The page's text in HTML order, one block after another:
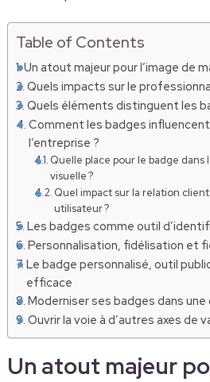
Table of Contents
Un atout majeur pour l’image de
Quels impacts sur le
Quels éléments distinguent les
Comment les badges
l’entreprise ?
Quelle place pour le badge dans
visuelle ?
Quel impact sur la relation
utilisateur ?
Les badges comme outil
Personnalisation, fidélisation et
Le badge personnalisé, outil
efficace
Moderniser ses badges dans
Ouvrir la voie à d’autres axes de
Un atout majeur